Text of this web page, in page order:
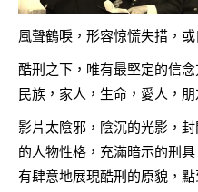
風聲鶴唳，形容惊慌失措，或
酷刑之下，唯有最堅定的信念
民族，家人，生命，愛人，
影片太陰邪，陰沉的光影，
的人物性格，充滿暗示的刑
有肆意地展現酷刑的原貌，